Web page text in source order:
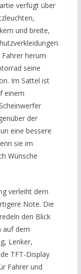
verfügt über
und breite,
herum
seine
Im Sattel ist
einem
der
eine bessere
sie im
Wünsche
verleiht dem
Note. Die
den Blick
auf dem
Lenker,
TFT-Display
Fahrer und